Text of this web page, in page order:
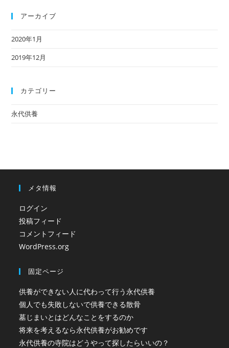
象:
アーカイブ
2020年1月
2019年12月
カテゴリー
永代供養
メタ情報
ログイン
投稿フィード
コメントフィード
WordPress.org
固定ページ
供養ができない人に代わって行う永代供養
個人でも失敗しないで供養できる散骨
墓じまいとはどんなことをするのか
将来を考えるなら永代供養がお勧めです
永代供養の寺院はどうやって探したらいいの？